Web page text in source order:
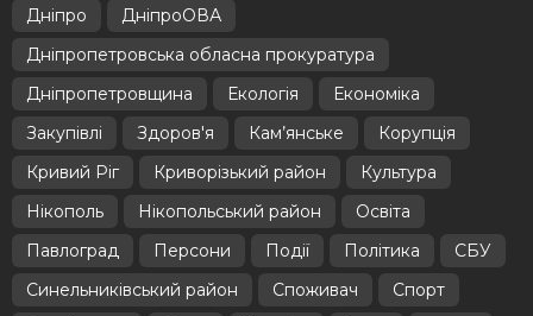
Дніпро
ДніпроОВА
Дніпропетровська обласна прокуратура
Дніпропетровщина
Екологія
Економіка
Закупівлі
Здоров'я Кам’янське
Корупція
Кривий Ріг
Криворізький район
Культура
Нікополь
Нікопольський район
Освіта
Павлоград
Персони Події Політика
СБУ
Синельниківський район
Споживач
Спорт